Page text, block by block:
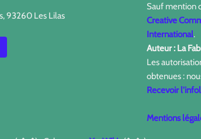
93260 Les Lilas
Sauf mention
Creative
International.
Auteur : La
Les
obtenues :
Recevoir
Mentions